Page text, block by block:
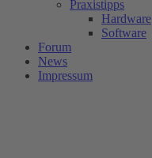
Praxistipps
Hardware
Software
Forum
News
Impressum